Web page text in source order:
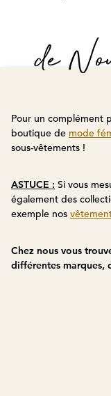
de
Pour un complément
boutique de mode
sous-vêtements !
ASTUCE : Si vous
également des
exemple nos
Chez nous vous
différentes marques,